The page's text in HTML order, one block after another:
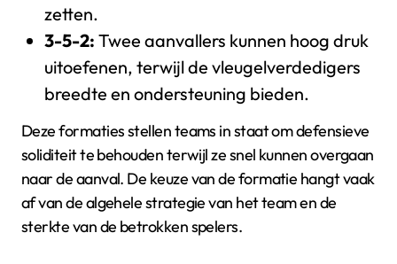
zetten.
3-5-2: Twee aanvallers kunnen hoog druk
uitoefenen, terwijl de vleugelverdedigers
breedte en ondersteuning bieden.
Deze formaties stellen teams in staat om defensieve
soliditeit te behouden terwijl ze snel kunnen overgaan
naar de aanval. De keuze van de formatie hangt vaak
af van de algehele strategie van het team en de
sterkte van de betrokken spelers.